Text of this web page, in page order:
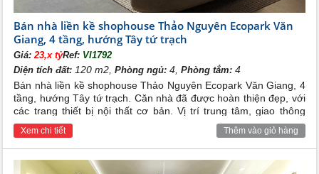
Bán nhà liền kề shophouse Thảo Nguyên Ecopark Văn
Giang, 4 tầng, hướng Tây tứ trạch
Giá:23,x tỷRef: VI1792
Diện tích đất: 120 m2,Phòng ngủ: 4,Phòng tắm: 4
Bán nhà liền kề shophouse Thảo Nguyên Ecopark Văn Giang, 4
tầng, hướng Tây tứ trạch. Căn nhà đã được hoàn thiện đẹp, với
các trang thiết bị nội thất cơ bản. Vị trí trung tâm, giao thông
thuận tiện. Rất phù hợp cho việc vừa ở kết hợp kinh doanh hoặc
làm vp cty
Xem chi tiết Thêm vào giỏ hàng